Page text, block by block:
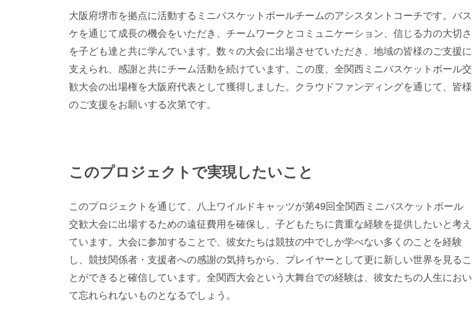
大阪府堺市を拠点に活動するミニバスケットボールチームのアシスタントコーチです。バス
ケを通じて成長の機会をいただき、チームワークとコミュニケーション、信じる力の大切さ
を子ども達と共に学んでいます。数々の大会に出場させていただき、地域の皆様のご支援に
支えられ、感謝と共にチーム活動を続けています。この度、全関西ミニバスケットボール交
歓大会の出場権を大阪府代表として獲得しました。クラウドファンディングを通じて、皆様
のご支援をお願いする次第です。
このプロジェクトで実現したいこと
このプロジェクトを通じて、八上ワイルドキャッツが第49回全関西ミニバスケットボール
交歓大会に出場するための遠征費用を確保し、子どもたちに貴重な経験を提供したいと考え
ています。大会に参加することで、彼女たちは競技の中でしか学べない多くのことを経験
し、競技関係者・支援者への感謝の気持ちから、プレイヤーとして更に新しい世界を見るこ
とができると確信しています。全関西大会という大舞台での経験は、彼女たちの人生におい
て忘れられないものとなるでしょう。